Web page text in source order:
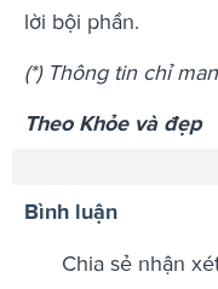
lời bội phần.
(*) Thông tin chỉ
Theo Khỏe và đẹp
Bình luận
Chia sẻ nhận